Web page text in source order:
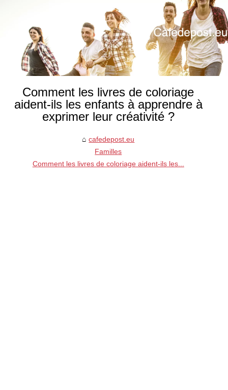
Comment les livres de coloriage
aident-ils les enfants à apprendre à
exprimer leur créativité ?
cafedepost.eu
Familles
Comment les livres de coloriage aident-ils les...